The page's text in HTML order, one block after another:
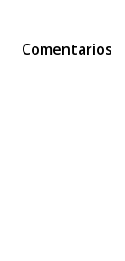
Comentarios